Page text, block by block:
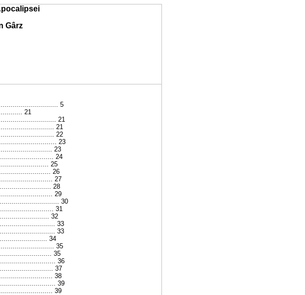
Gârz
5
21
21
21
22
23
23
24
25
26
27
28
29
30
31
32
33
33
34
35
35
36
37
38
39
39